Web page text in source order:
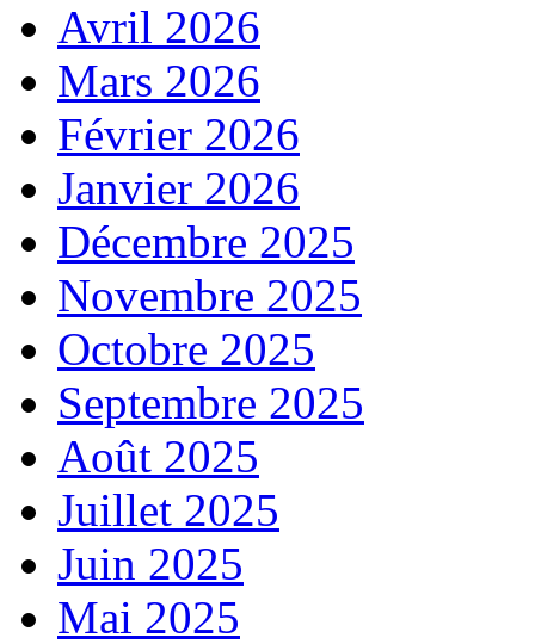
Avril 2026
Mars 2026
Février 2026
Janvier 2026
Décembre 2025
Novembre 2025
Octobre 2025
Septembre 2025
Août 2025
Juillet 2025
Juin 2025
Mai 2025